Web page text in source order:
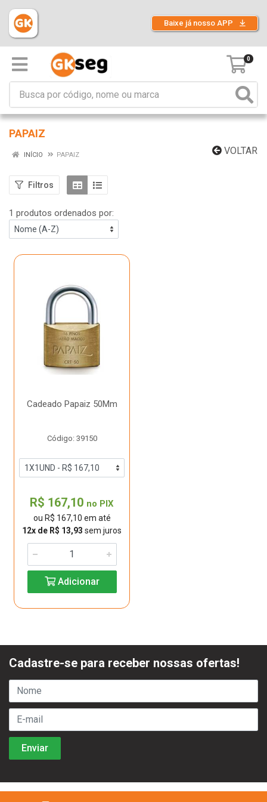
Baixe já nosso APP
0
PAPAIZ
VOLTAR
INÍCIO PAPAIZ
Filtros
1 produtos ordenados por:
Cadeado Papaiz 50Mm
Código: 39150
R$ 167,10 no PIX
ou R$ 167,10 em até
12x de R$ 13,93 sem juros
Adicionar
Cadastre-se para receber nossas ofertas!